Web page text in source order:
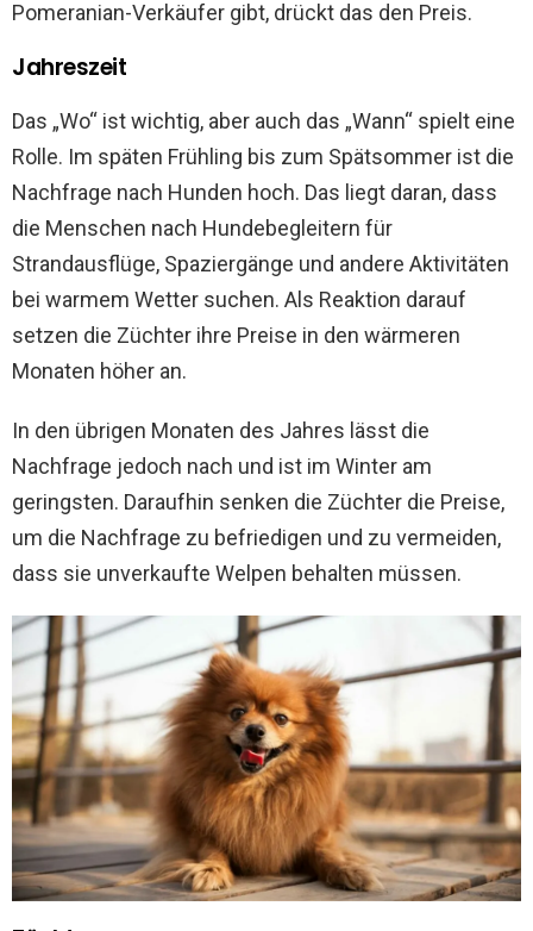
Pomeranian-Verkäufer gibt, drückt das den Preis.
Jahreszeit
Das „Wo“ ist wichtig, aber auch das „Wann“ spielt eine
Rolle. Im späten Frühling bis zum Spätsommer ist die
Nachfrage nach Hunden hoch. Das liegt daran, dass
die Menschen nach Hundebegleitern für
Strandausflüge, Spaziergänge und andere Aktivitäten
bei warmem Wetter suchen. Als Reaktion darauf
setzen die Züchter ihre Preise in den wärmeren
Monaten höher an.
In den übrigen Monaten des Jahres lässt die
Nachfrage jedoch nach und ist im Winter am
geringsten. Daraufhin senken die Züchter die Preise,
um die Nachfrage zu befriedigen und zu vermeiden,
dass sie unverkaufte Welpen behalten müssen.